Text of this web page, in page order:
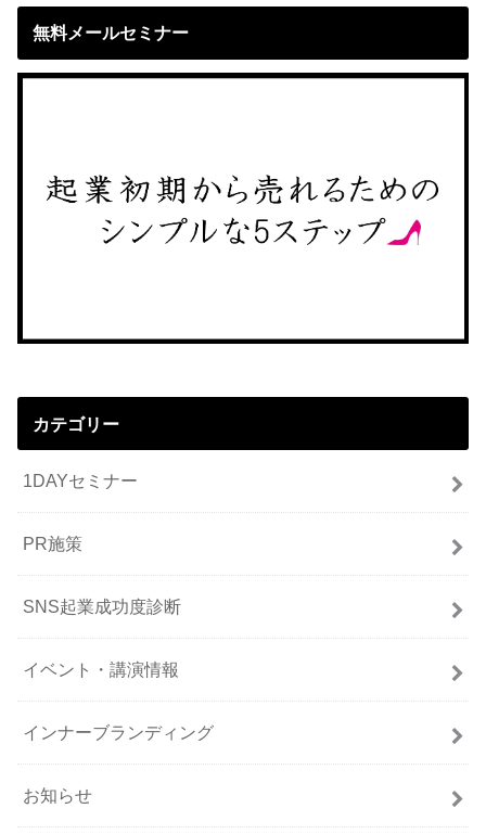
無料メールセミナー
カテゴリー
1DAYセミナー
PR施策
SNS起業成功度診断
イベント・講演情報
インナーブランディング
お知らせ